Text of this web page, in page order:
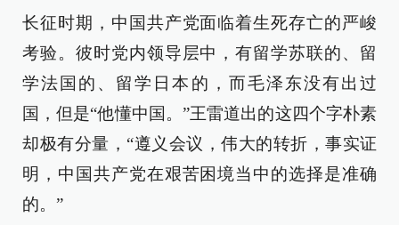
长征时期，中国共产党面临着生死存亡的严峻
考验。彼时党内领导层中，有留学苏联的、留
学法国的、留学日本的，而毛泽东没有出过
国，但是“他懂中国。”王雷道出的这四个字朴素
却极有分量，“遵义会议，伟大的转折，事实证
明，中国共产党在艰苦困境当中的选择是准确
的。”